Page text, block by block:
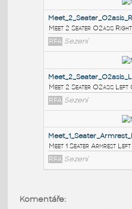
Meet 1 Seater
RFA Sezení
Meet 2 Seater
RFA Sezení
Komentáře: